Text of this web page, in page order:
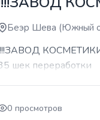
Беэр Шева (Южный
КОСМЕТИКИ
шек переработки
0 просмотров